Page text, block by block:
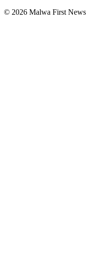
© 2026 Malwa First